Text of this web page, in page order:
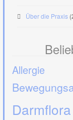
Über die Praxis
Allergie
Darmflora